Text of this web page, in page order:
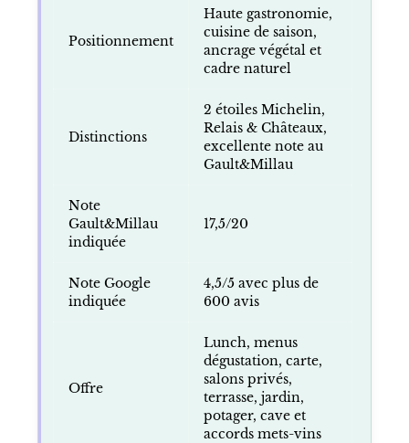
Positionnement
Haute gastronomie,
cuisine de saison,
ancrage végétal et
cadre naturel
Distinctions
2 étoiles Michelin,
Relais & Châteaux,
excellente note au
Gault&Millau
Note
Gault&Millau
indiquée
17,5/20
Note Google
indiquée
4,5/5 avec plus de
600 avis
Offre
Lunch, menus
dégustation, carte,
salons privés,
terrasse, jardin,
potager, cave et
accords mets-vins